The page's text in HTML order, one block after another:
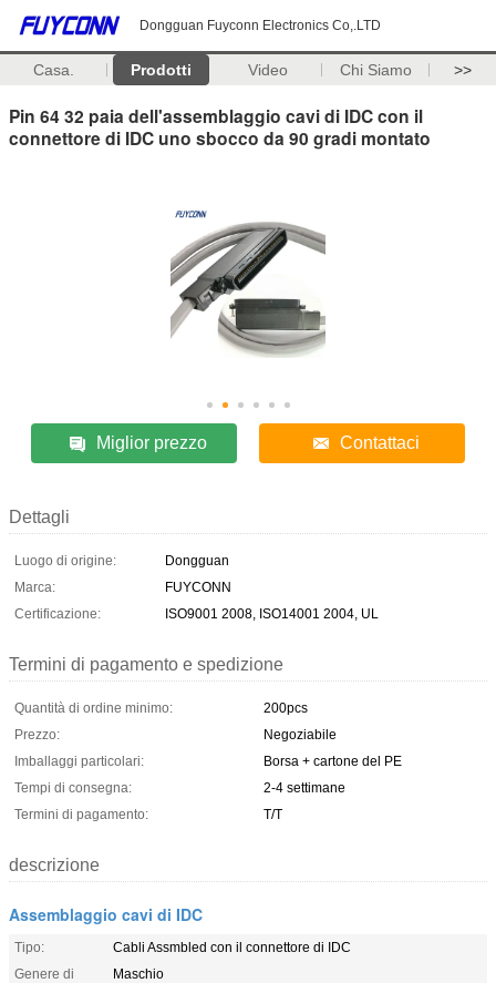
Dongguan Fuyconn Electronics Co,.LTD
Casa. Prodotti Video Chi Siamo >>
Pin 64 32 paia dell'assemblaggio cavi di IDC con il
connettore di IDC uno sbocco da 90 gradi montato
Miglior prezzo Contattaci
Dettagli
Luogo di origine:
Dongguan
Marca:
FUYCONN
Certificazione:
ISO9001 2008, ISO14001 2004, UL
Termini di pagamento e spedizione
Quantità di ordine minimo:
200pcs
Prezzo:
Negoziabile
Imballaggi particolari:
Borsa + cartone del PE
Tempi di consegna:
2-4 settimane
Termini di pagamento:
T/T
descrizione
Assemblaggio cavi di IDC
Tipo:
Cabli Assmbled con il connettore di IDC
Genere di
Maschio